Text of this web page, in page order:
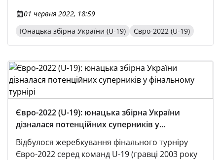
01 червня 2022, 18:59
Юнацька збірна України (U-19)
Євро-2022 (U-19)
Євро-2022 (U-19): юнацька збірна України
дізналася потенційних суперників у
фінальному турнірі
Відбулося жеребкування фінального турніру
Євро-2022 серед команд U-19 (гравці 2003 року